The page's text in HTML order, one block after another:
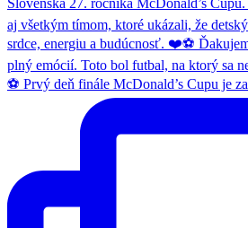
⚽️ Prvý deň finále McDonald’s Cupu je za